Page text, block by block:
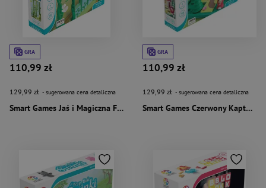
GRA
110,99 zł
129,99 zł - sugerowana cena detaliczna
Smart Games Jaś i Magiczna Fasola (PL) IUVI Games
GRA
110,99 zł
129,99 zł - sugerowana cena detaliczna
Smart Games Czerwony Kapturek (PL) IUVI Games